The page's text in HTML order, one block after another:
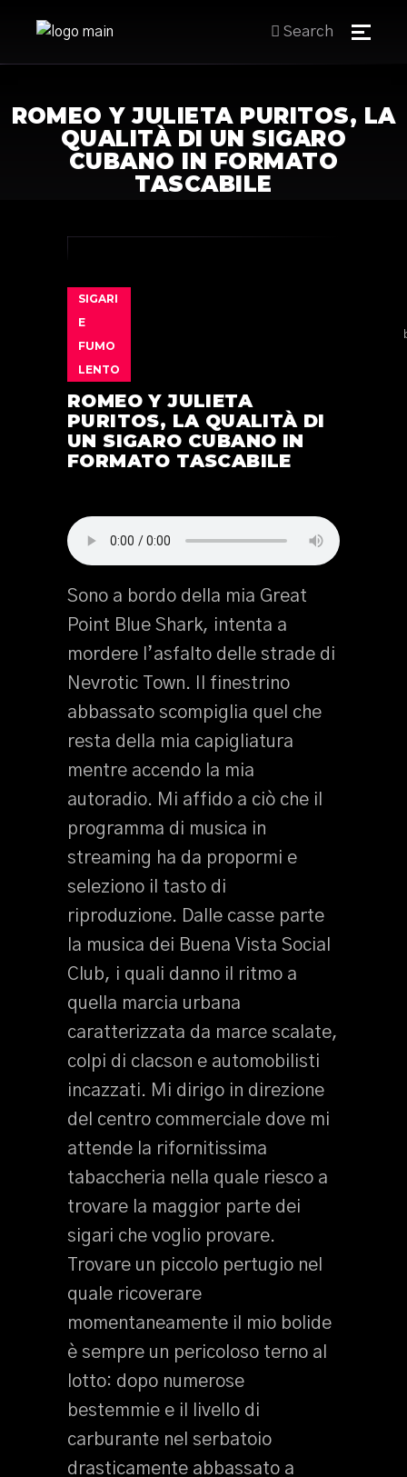
Search
ROMEO Y JULIETA PURITOS, LA
QUALITÀ DI UN SIGARO
CUBANO IN FORMATO
TASCABILE
SIGARI
E
FUMO
LENTO
ROMEO Y JULIETA
PURITOS, LA QUALITÀ DI
UN SIGARO CUBANO IN
FORMATO TASCABILE
Sono a bordo della mia Great
Point Blue Shark, intenta a
mordere l’asfalto delle strade di
Nevrotic Town. Il finestrino
abbassato scompiglia quel che
resta della mia capigliatura
mentre accendo la mia
autoradio. Mi affido a ciò che il
programma di musica in
streaming ha da propormi e
seleziono il tasto di
riproduzione. Dalle casse parte
la musica dei Buena Vista Social
Club, i quali danno il ritmo a
quella marcia urbana
caratterizzata da marce scalate,
colpi di clacson e automobilisti
incazzati. Mi dirigo in direzione
del centro commerciale dove mi
attende la rifornitissima
tabaccheria nella quale riesco a
trovare la maggior parte dei
sigari che voglio provare.
Trovare un piccolo pertugio nel
quale ricoverare
momentaneamente il mio bolide
è sempre un pericoloso terno al
lotto: dopo numerose
bestemmie e il livello di
carburante nel serbatoio
drasticamente abbassato a